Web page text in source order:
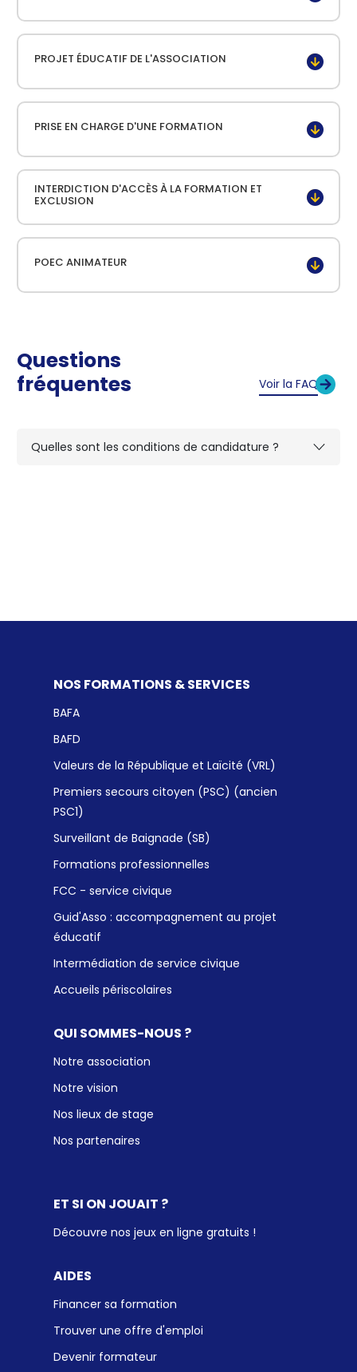
PROJET ÉDUCATIF DE L'ASSOCIATION
PRISE EN CHARGE D'UNE FORMATION
INTERDICTION D'ACCÈS À LA FORMATION ET
EXCLUSION
POEC ANIMATEUR
Questions
fréquentes
Voir la FAQ
Quelles sont les conditions de candidature ?
NOS FORMATIONS & SERVICES
BAFA
BAFD
Valeurs de la République et Laïcité (VRL)
Premiers secours citoyen (PSC) (ancien
PSC1)
Surveillant de Baignade (SB)
Formations professionnelles
FCC - service civique
Guid'Asso : accompagnement au projet
éducatif
Intermédiation de service civique
Accueils périscolaires
QUI SOMMES-NOUS ?
Notre association
Notre vision
Nos lieux de stage
Nos partenaires
ET SI ON JOUAIT ?
Découvre nos jeux en ligne gratuits !
AIDES
Financer sa formation
Trouver une offre d'emploi
Devenir formateur